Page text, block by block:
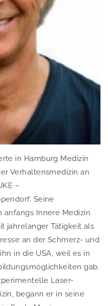
in Hamburg Medizin
Verhaltensmedizin an
–
Seine
anfangs Innere Medizin
jahrelanger Tätigkeit als
an der Schmerz- und
in die USA, weil es in
gab.
Laser-
begann er in seine